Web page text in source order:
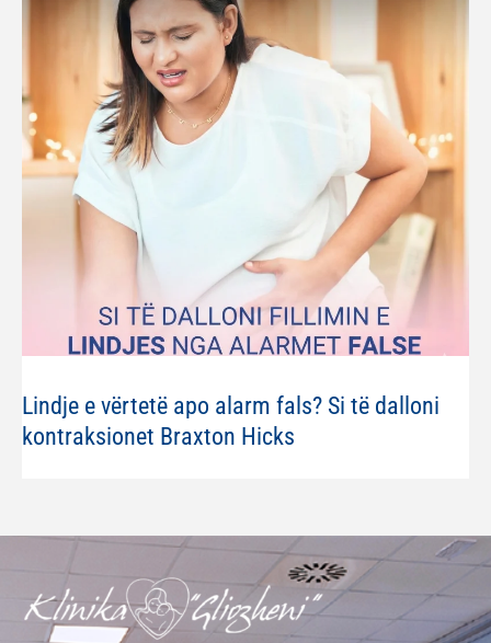
Lindje e vërtetë apo alarm fals? Si të dalloni
kontraksionet Braxton Hicks